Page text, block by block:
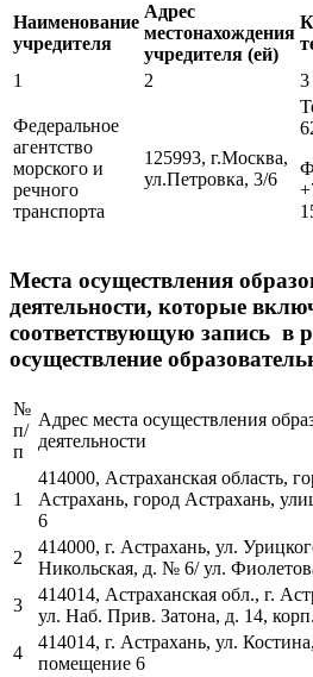
Наименование
учредителя
Адрес
местонахождения
учредителя (ей)
1
2 3
Федеральное
агентство
морского и
речного
транспорта
125993, г.Москва,
ул.Петровка, 3/6
Места осуществления
деятельности, которые
соответствующую запись в
осуществление
№
п/
п
Адрес места осуществления
деятельности
1
414000, Астраханская область,
Астрахань, город Астрахань,
6
2
414000, г. Астрахань, ул.
Никольская, д. № 6/ ул.
3
414014, Астраханская обл., г.
ул. Наб. Прив. Затона, д. 14,
4
414014, г. Астрахань, ул.
помещение 6